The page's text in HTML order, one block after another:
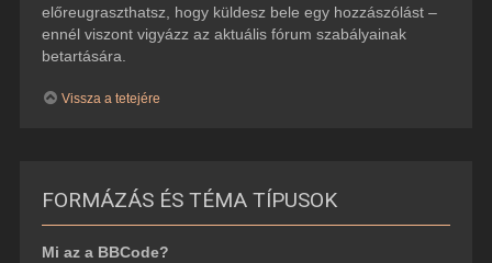
előreugraszthatsz, hogy küldesz bele egy hozzászólást –
ennél viszont vigyázz az aktuális fórum szabályainak
betartására.
Vissza a tetejére
FORMÁZÁS ÉS TÉMA TÍPUSOK
Mi az a BBCode?